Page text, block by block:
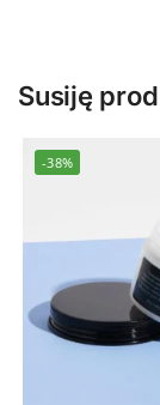
Susiję
-38%